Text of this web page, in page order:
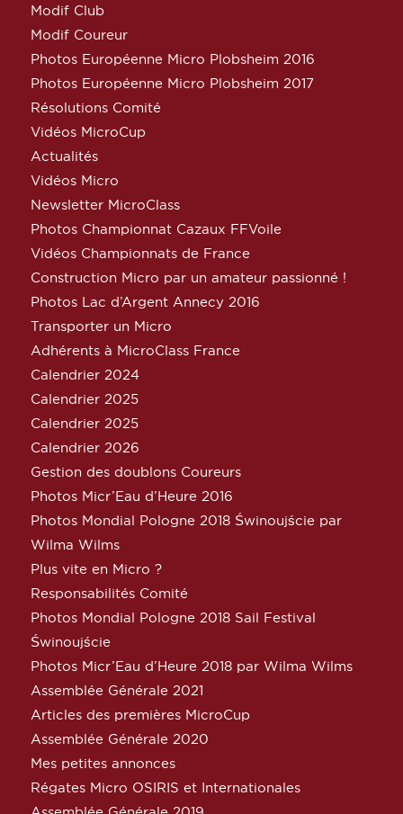
Modif Club
Modif Coureur
Photos Européenne Micro Plobsheim 2016
Photos Européenne Micro Plobsheim 2017
Résolutions Comité
Vidéos MicroCup
Actualités
Vidéos Micro
Newsletter MicroClass
Photos Championnat Cazaux FFVoile
Vidéos Championnats de France
Construction Micro par un amateur passionné !
Photos Lac d’Argent Annecy 2016
Transporter un Micro
Adhérents à MicroClass France
Calendrier 2024
Calendrier 2025
Calendrier 2025
Calendrier 2026
Gestion des doublons Coureurs
Photos Micr’Eau d’Heure 2016
Photos Mondial Pologne 2018 Świnoujście par
Wilma Wilms
Plus vite en Micro ?
Responsabilités Comité
Photos Mondial Pologne 2018 Sail Festival
Świnoujście
Photos Micr’Eau d’Heure 2018 par Wilma Wilms
Assemblée Générale 2021
Articles des premières MicroCup
Assemblée Générale 2020
Mes petites annonces
Régates Micro OSIRIS et Internationales